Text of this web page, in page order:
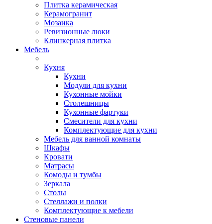
Плитка керамическая
Керамогранит
Мозаика
Ревизионные люки
Клинкерная плитка
Мебель
Кухня
Кухни
Модули для кухни
Кухонные мойки
Столешницы
Кухонные фартуки
Смесители для кухни
Комплектующие для кухни
Мебель для ванной комнаты
Шкафы
Кровати
Матрасы
Комоды и тумбы
Зеркала
Столы
Стеллажи и полки
Комплектующие к мебели
Стеновые панели